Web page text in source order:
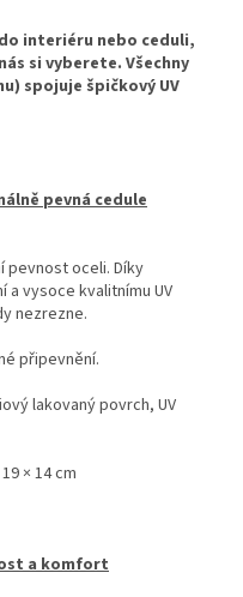
interiéru nebo ceduli,
si vyberete. Všechny
spojuje špičkový UV
pevná cedule
pevnost oceli. Díky
a vysoce kvalitnímu UV
nezrezne.
připevnění.
lakovaný povrch, UV
× 14 cm
a komfort